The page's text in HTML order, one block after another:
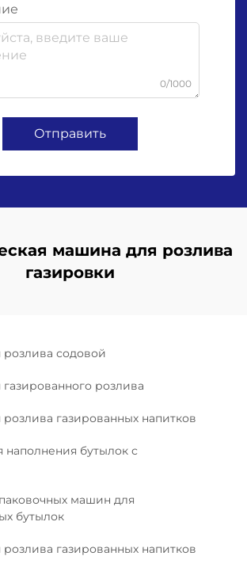
0/1000
Отправить
машина для розлива
газировки
содовой
розлива
газированных напитков
бутылок с
машин для
бутылок
газированных напитков